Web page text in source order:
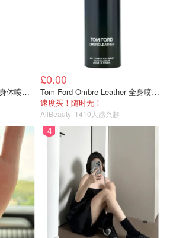
玛丽。属于 brunch drink。（晚上点
太一样）
Tom Ford Ombre Leather 身体喷雾 150ml
£0.00
Tom Ford Ombre Leather 全身喷雾 150ml
速度买！随时无！
AllBeauty 1410人感兴趣
4